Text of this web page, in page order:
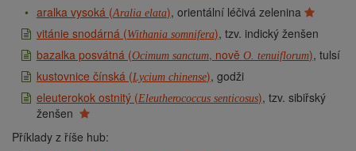
aralka vysoká (Aralia elata), orientální léčivá zelenina
vitánie snodárná (Withania somnifera), tzv. indický ženšen
bazalka posvátná (Ocimum sanctum, nově O. tenuiflorum), tulsí
kustovnice čínská (Lycium chinense), godži
eleuterokok ostnitý (Eleutherococcus senticosus), tzv. sibiřský
ženšen
Příklady z říše hub: